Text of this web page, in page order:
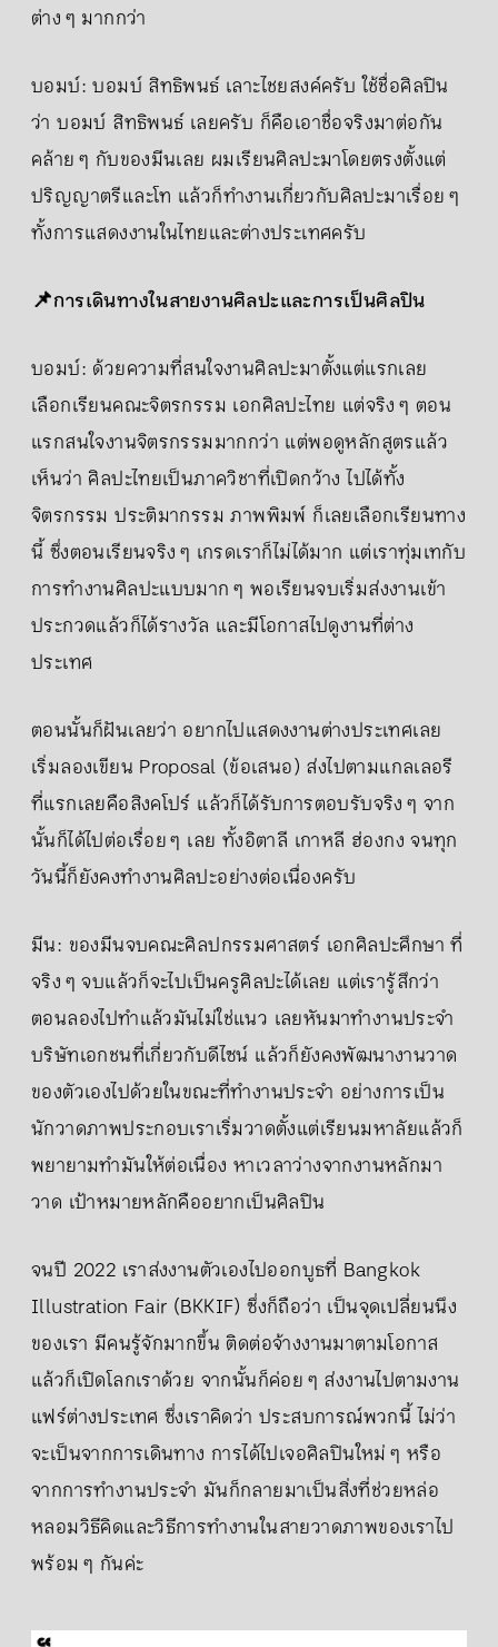
ต่าง ๆ มากกว่า
บอมบ์: บอมบ์ สิทธิพนธ์ เลาะไชยสงค์ครับ ใช้ชื่อศิลปิน
ว่า บอมบ์ สิทธิพนธ์ เลยครับ ก็คือเอาชื่อจริงมาต่อกัน
คล้าย ๆ กับของมีนเลย ผมเรียนศิลปะมาโดยตรงตั้งแต่
ปริญญาตรีและโท แล้วก็ทำงานเกี่ยวกับศิลปะมาเรื่อย ๆ
ทั้งการแสดงงานในไทยและต่างประเทศครับ
📌การเดินทางในสายงานศิลปะและการเป็นศิลปิน
บอมบ์: ด้วยความที่สนใจงานศิลปะมาตั้งแต่แรกเลย
เลือกเรียนคณะจิตรกรรม เอกศิลปะไทย แต่จริง ๆ ตอน
แรกสนใจงานจิตรกรรมมากกว่า แต่พอดูหลักสูตรแล้ว
เห็นว่า ศิลปะไทยเป็นภาควิชาที่เปิดกว้าง ไปได้ทั้ง
จิตรกรรม ประติมากรรม ภาพพิมพ์ ก็เลยเลือกเรียนทาง
นี้ ซึ่งตอนเรียนจริง ๆ เกรดเราก็ไม่ได้มาก แต่เราทุ่มเทกับ
การทำงานศิลปะแบบมาก ๆ พอเรียนจบเริ่มส่งงานเข้า
ประกวดแล้วก็ได้รางวัล และมีโอกาสไปดูงานที่ต่าง
ประเทศ
ตอนนั้นก็ฝันเลยว่า อยากไปแสดงงานต่างประเทศเลย
เริ่มลองเขียน Proposal (ข้อเสนอ) ส่งไปตามแกลเลอรี
ที่แรกเลยคือสิงคโปร์ แล้วก็ได้รับการตอบรับจริง ๆ จาก
นั้นก็ได้ไปต่อเรื่อย ๆ เลย ทั้งอิตาลี เกาหลี ฮ่องกง จนทุก
วันนี้ก็ยังคงทำงานศิลปะอย่างต่อเนื่องครับ
มีน: ของมีนจบคณะศิลปกรรมศาสตร์ เอกศิลปะศึกษา ที่
จริง ๆ จบแล้วก็จะไปเป็นครูศิลปะได้เลย แต่เรารู้สึกว่า
ตอนลองไปทำแล้วมันไม่ใช่แนว เลยหันมาทำงานประจำ
บริษัทเอกชนที่เกี่ยวกับดีไซน์ แล้วก็ยังคงพัฒนางานวาด
ของตัวเองไปด้วยในขณะที่ทำงานประจำ อย่างการเป็น
นักวาดภาพประกอบเราเริ่มวาดตั้งแต่เรียนมหาลัยแล้วก็
พยายามทำมันให้ต่อเนื่อง หาเวลาว่างจากงานหลักมา
วาด เป้าหมายหลักคืออยากเป็นศิลปิน
จนปี 2022 เราส่งงานตัวเองไปออกบูธที่ Bangkok
Illustration Fair (BKKIF) ซึ่งก็ถือว่า เป็นจุดเปลี่ยนนึง
ของเรา มีคนรู้จักมากขึ้น ติดต่อจ้างงานมาตามโอกาส
แล้วก็เปิดโลกเราด้วย จากนั้นก็ค่อย ๆ ส่งงานไปตามงาน
แฟร์ต่างประเทศ ซึ่งเราคิดว่า ประสบการณ์พวกนี้ ไม่ว่า
จะเป็นจากการเดินทาง การได้ไปเจอศิลปินใหม่ ๆ หรือ
จากการทำงานประจำ มันก็กลายมาเป็นสิ่งที่ช่วยหล่อ
หลอมวิธีคิดและวิธีการทำงานในสายวาดภาพของเราไป
พร้อม ๆ กันค่ะ